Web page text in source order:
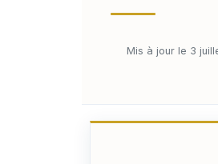
Mis à jour le 3